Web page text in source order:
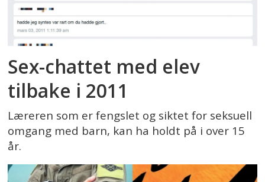
Sex-chattet med elev
tilbake i 2011
Læreren som er fengslet og siktet for seksuell
omgang med barn, kan ha holdt på i over 15
år.